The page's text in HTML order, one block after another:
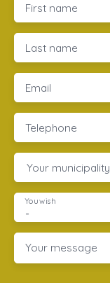
First name
Last name
Email
Telephone
Your municipality
-
You wish
Your message